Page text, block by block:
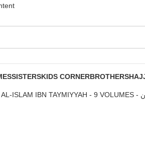
SISTERSKIDS CORNERBROTHERS